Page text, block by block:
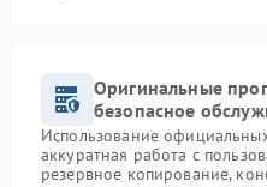
Оригинальные
безопасное
Использование
аккуратная работа с
резервное копирование,